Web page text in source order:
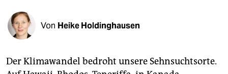
shop
fragen & hilfe
unterstützen
Von Heike Holdinghausen
Der Klimawandel bedroht unsere Sehnsuchtsorte.